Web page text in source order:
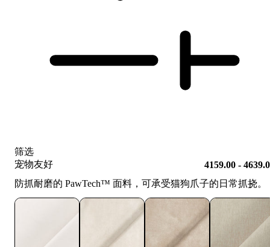
筛选
宠物友好
4159.00 -
防抓耐磨的 PawTech™️ 面料，可承受猫狗爪子的日常抓挠。